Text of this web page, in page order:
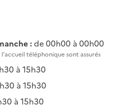
:de 00h00 à 00h00
téléphonique sont assurés
à 15h30
à 15h30
à 15h30